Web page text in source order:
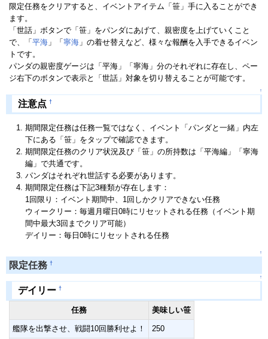
限定任務をクリアすると、イベントアイテム「笹」手に入ることができ
ます。
「世話」ボタンで「笹」をパンダにあげて、親密度を上げていくこと
で、「 平海 」「 寧海 」の着せ替えなど、様々な報酬を入手できるイベン
トです。
パンダの親密度ゲージは「平海」「寧海」分のそれぞれに存在し、ペー
ジ右下のボタンで表示と「世話」対象を切り替えることが可能です。
↑
注意点 †
期間限定任務は任務一覧ではなく、イベント「パンダと一緒」内左
下にある「笹」をタップで確認できます。
期間限定任務のクリア状況及び「笹」の所持数は「平海編」「寧海
編」で共通です。
パンダはそれぞれ世話する必要があります。
期間限定任務は下記3種類が存在します：
1回限り：イベント期間中、1回しかクリアできない任務
ウィークリー：毎週月曜日0時にリセットされる任務（イベント期
間中最大3回までクリア可能）
デイリー：毎日0時にリセットされる任務
↑
限定任務 †
↑
デイリー †
任務 美味しい笹
艦隊を出撃させ、戦闘10回勝利せよ！ 250